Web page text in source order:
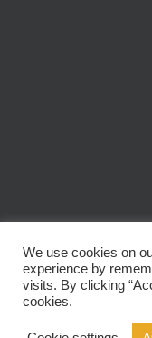
© Copyright 2026 |
We use cookies on
experience by
visits. By clicking
cookies.